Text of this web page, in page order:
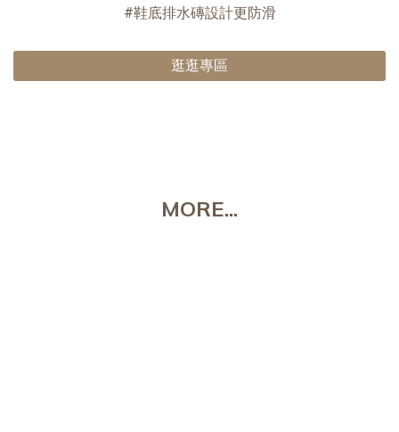
#鞋底排水磚設計更防滑
逛逛專區
MORE...